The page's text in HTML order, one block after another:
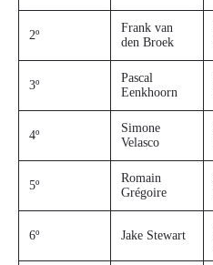
2º
Frank van
den Broek
3º
Pascal
Eenkhoorn
4º
Simone
Velasco
5º
Romain
Grégoire
6º Jake Stewart